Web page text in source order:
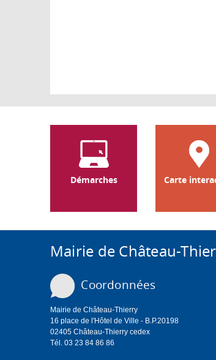
Démarches Carte
Mairie de Château-
Coordonnées
Mairie de Château-Thierry
16 place de l'Hôtel de Ville - B.P.20198
02405 Château-Thierry cedex
Tél. 03 23 84 86 86